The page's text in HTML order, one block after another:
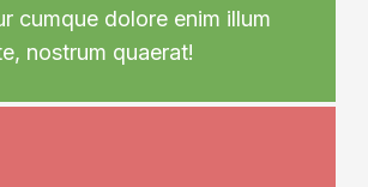
cumque dolore enim illum
nostrum quaerat!